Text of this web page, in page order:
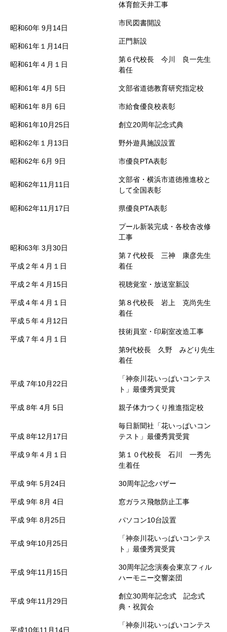
体育館天井工事
昭和60年 9月14日
昭和61年１月14日
昭和61年４月１日
市民図書開設
正門新設
第６代校長 今川 良一先生
着任
昭和61年 4月 5日 文部省道徳教育研究指定校
昭和61年 8月 6日 市給食優良校表彰
昭和61年10月25日
昭和62年１月13日
創立20周年記念式典
野外遊具施設設置
昭和62年 6月 9日 市優良PTA表彰
昭和62年11月11日
文部省・横浜市道徳推進校と
して全国表彰
昭和62年11月17日 県優良PTA表彰
昭和63年 3月30日
平成２年４月１日
平成２年４月15日
平成４年４月１日
平成５年４月12日
平成７年４月１日
プール新装完成・各校舎改修
工事
第７代校長 三神 康彦先生
着任
視聴覚室・放送室新設
第８代校長 岩上 克尚先生
着任
技術員室・印刷室改造工事
第9代校長 久野 みどり先生
着任
平成 7年10月22日
「神奈川花いっぱいコンテス
ト」最優秀賞受賞
平成 8年 4月 5日 親子体力つくり推進指定校
平成 8年12月17日
平成９年４月１日
毎日新聞社「花いっぱいコン
テスト」最優秀賞受賞
第１０代校長 石川 一秀先
生着任
平成 9年 5月24日 30周年記念バザー
平成 9年 8月 4日 窓ガラス飛散防止工事
平成 9年 8月25日 パソコン10台設置
平成 9年10月25日
「神奈川花いっぱいコンテス
ト」最優秀賞受賞
平成 9年11月15日
30周年記念演奏会東京フィル
ハーモニー交響楽団
平成 9年11月29日
創立30周年記念式 記念式
典・祝賀会
平成10年11月14日
「神奈川花いっぱいコンテス